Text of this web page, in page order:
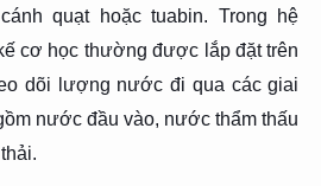
quạt hoặc tuabin. Trong hệ
cơ học thường được lắp đặt trên
dõi lượng nước đi qua các giai
nước đầu vào, nước thẩm thấu